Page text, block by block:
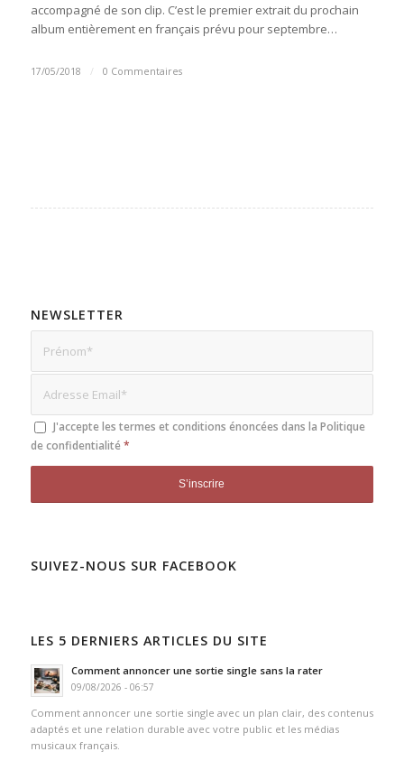
accompagné de son clip. C’est le premier extrait du prochain
album entièrement en français prévu pour septembre…
17/05/2018 / 0 Commentaires
NEWSLETTER
J'accepte les termes et conditions énoncées dans la Politique
de confidentialité *
SUIVEZ-NOUS SUR FACEBOOK
LES 5 DERNIERS ARTICLES DU SITE
Comment annoncer une sortie single sans la rater
09/08/2026 - 06:57
Comment annoncer une sortie single avec un plan clair, des contenus
adaptés et une relation durable avec votre public et les médias
musicaux français.